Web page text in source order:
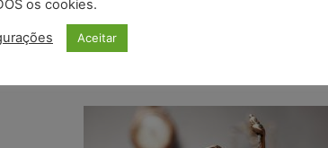
os cookies.
Aceitar